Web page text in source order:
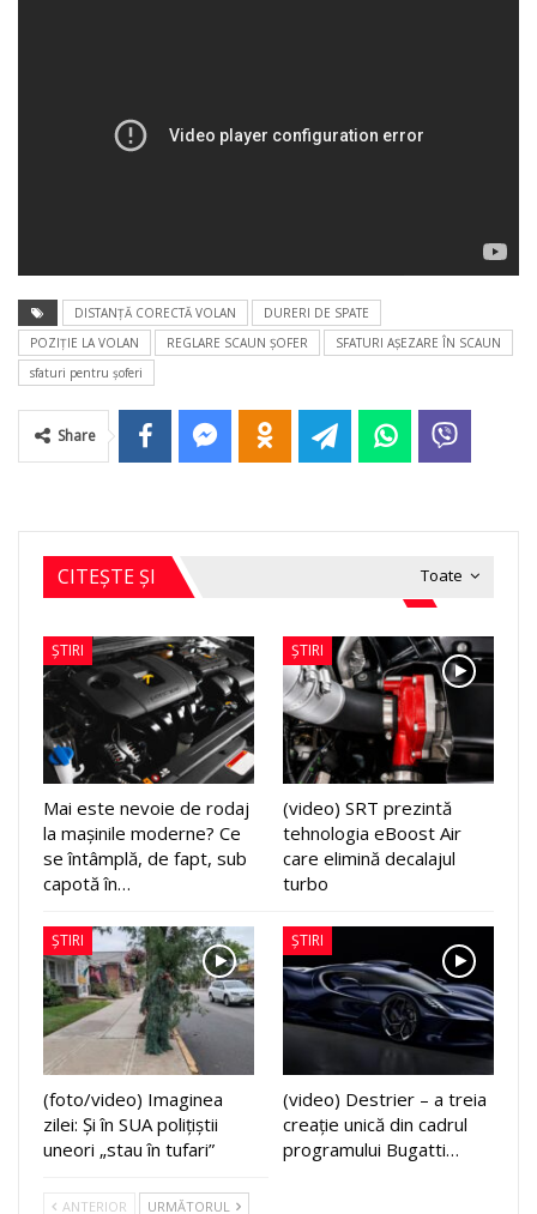
DISTANŢĂ CORECTĂ VOLAN
DURERI DE SPATE
POZIŢIE LA VOLAN
REGLARE SCAUN ŞOFER
SFATURI AŞEZARE ÎN SCAUN
sfaturi pentru şoferi
Share
Toate
CITEȘTE ȘI
ȘTIRI
Mai este nevoie de rodaj
la mașinile moderne? Ce
se întâmplă, de fapt, sub
capotă în…
ȘTIRI
(video) SRT prezintă
tehnologia eBoost Air
care elimină decalajul
turbo
ȘTIRI
(foto/video) Imaginea
zilei: Și în SUA polițiștii
uneori „stau în tufari”
ȘTIRI
(video) Destrier – a treia
creație unică din cadrul
programului Bugatti…
ANTERIOR URMĂTORUL